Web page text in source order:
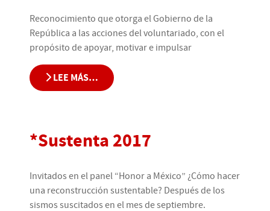
Reconocimiento que otorga el Gobierno de la
República a las acciones del voluntariado, con el
propósito de apoyar, motivar e impulsar
LEE MÁS…
*Sustenta 2017
Invitados en el panel “Honor a México” ¿Cómo hacer
una reconstrucción sustentable? Después de los
sismos suscitados en el mes de septiembre.